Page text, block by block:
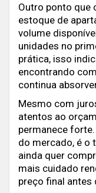
Outro ponto que
estoque de
volume
unidades no
prática, isso
encontrando
continua
Mesmo com
atentos ao
permanece
do mercado, é o
ainda quer
mais cuidado
preço final antes